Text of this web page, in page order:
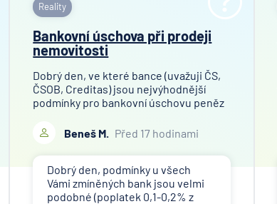
Reality
Bankovní úschova při prodeji
nemovitosti
Dobrý den, ve které bance (uvažuji ČS,
ČSOB, Creditas) jsou nejvýhodnější
podmínky pro bankovní úschovu peněz
Objem finanční hotovosti pro úschovu
odpověď!
Beneš M. Před 17 hodinami
Dobrý den, podmínky u všech
Vámi zmíněných bank jsou velmi
podobné (poplatek 0,1-0,2% z